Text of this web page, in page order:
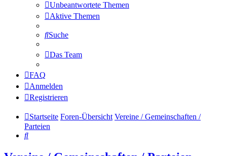
Unbeantwortete Themen
Aktive Themen
Suche
Das Team
FAQ
Anmelden
Registrieren
Startseite Foren-Übersicht Vereine / Gemeinschaften /
Parteien
Suche